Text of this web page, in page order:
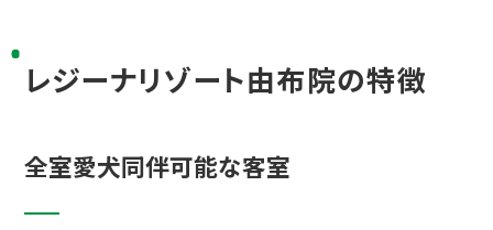
レジーナリゾート由布院の特徴
全室愛犬同伴可能な客室